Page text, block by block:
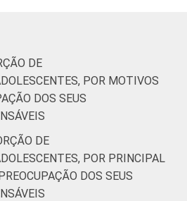
De 11 a 12
anos
De 13 a 14
De 15 a 17
anos
53
DE
POR MOTIVOS
DOS SEUS
DE
POR PRINCIPAL
DOS SEUS